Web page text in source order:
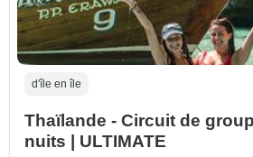
d'île en île
Thaïlande - Circuit de
nuits | ULTIMATE